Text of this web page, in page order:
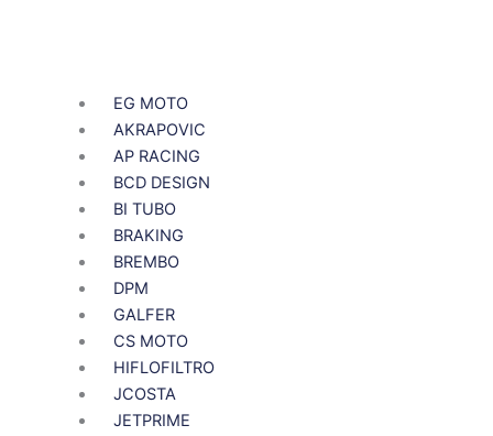
EG MOTO
AKRAPOVIC
AP RACING
BCD DESIGN
BI TUBO
BRAKING
BREMBO
DPM
GALFER
CS MOTO
HIFLOFILTRO
JCOSTA
JETPRIME